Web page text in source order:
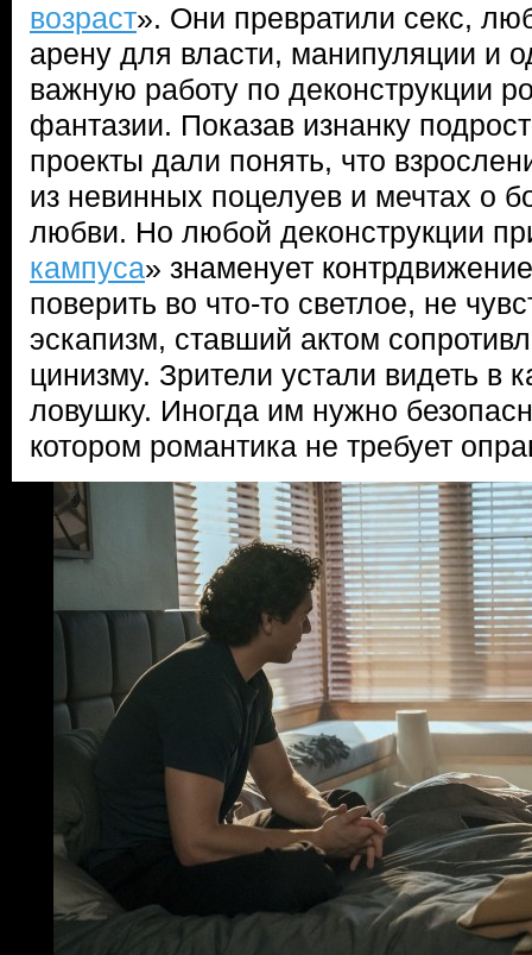
возраст». Они превратили секс,
арену для власти, манипуляции и
важную работу по деконструкции
фантазии. Показав изнанку
проекты дали понять, что
из невинных поцелуев и мечтах о
любви. Но любой деконструкции
кампуса» знаменует
поверить во что-то светлое, не
эскапизм, ставший актом
цинизму. Зрители устали видеть в
ловушку. Иногда им нужно
котором романтика не требует